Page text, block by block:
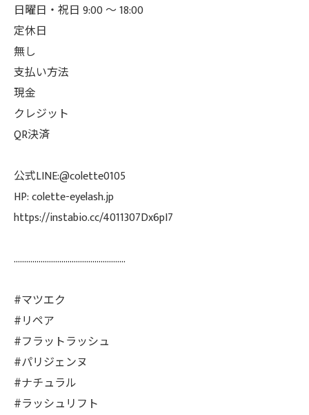
日曜日・祝日 9:00 ～ 18:00
定休日
無し
支払い方法
現金
クレジット
QR決済
公式LINE:@colette0105
HP: colette-eyelash.jp
https://instabio.cc/4011307Dx6pI7
......................................................
#マツエク
#リペア
#フラットラッシュ
#パリジェンヌ
#ナチュラル
#ラッシュリフト